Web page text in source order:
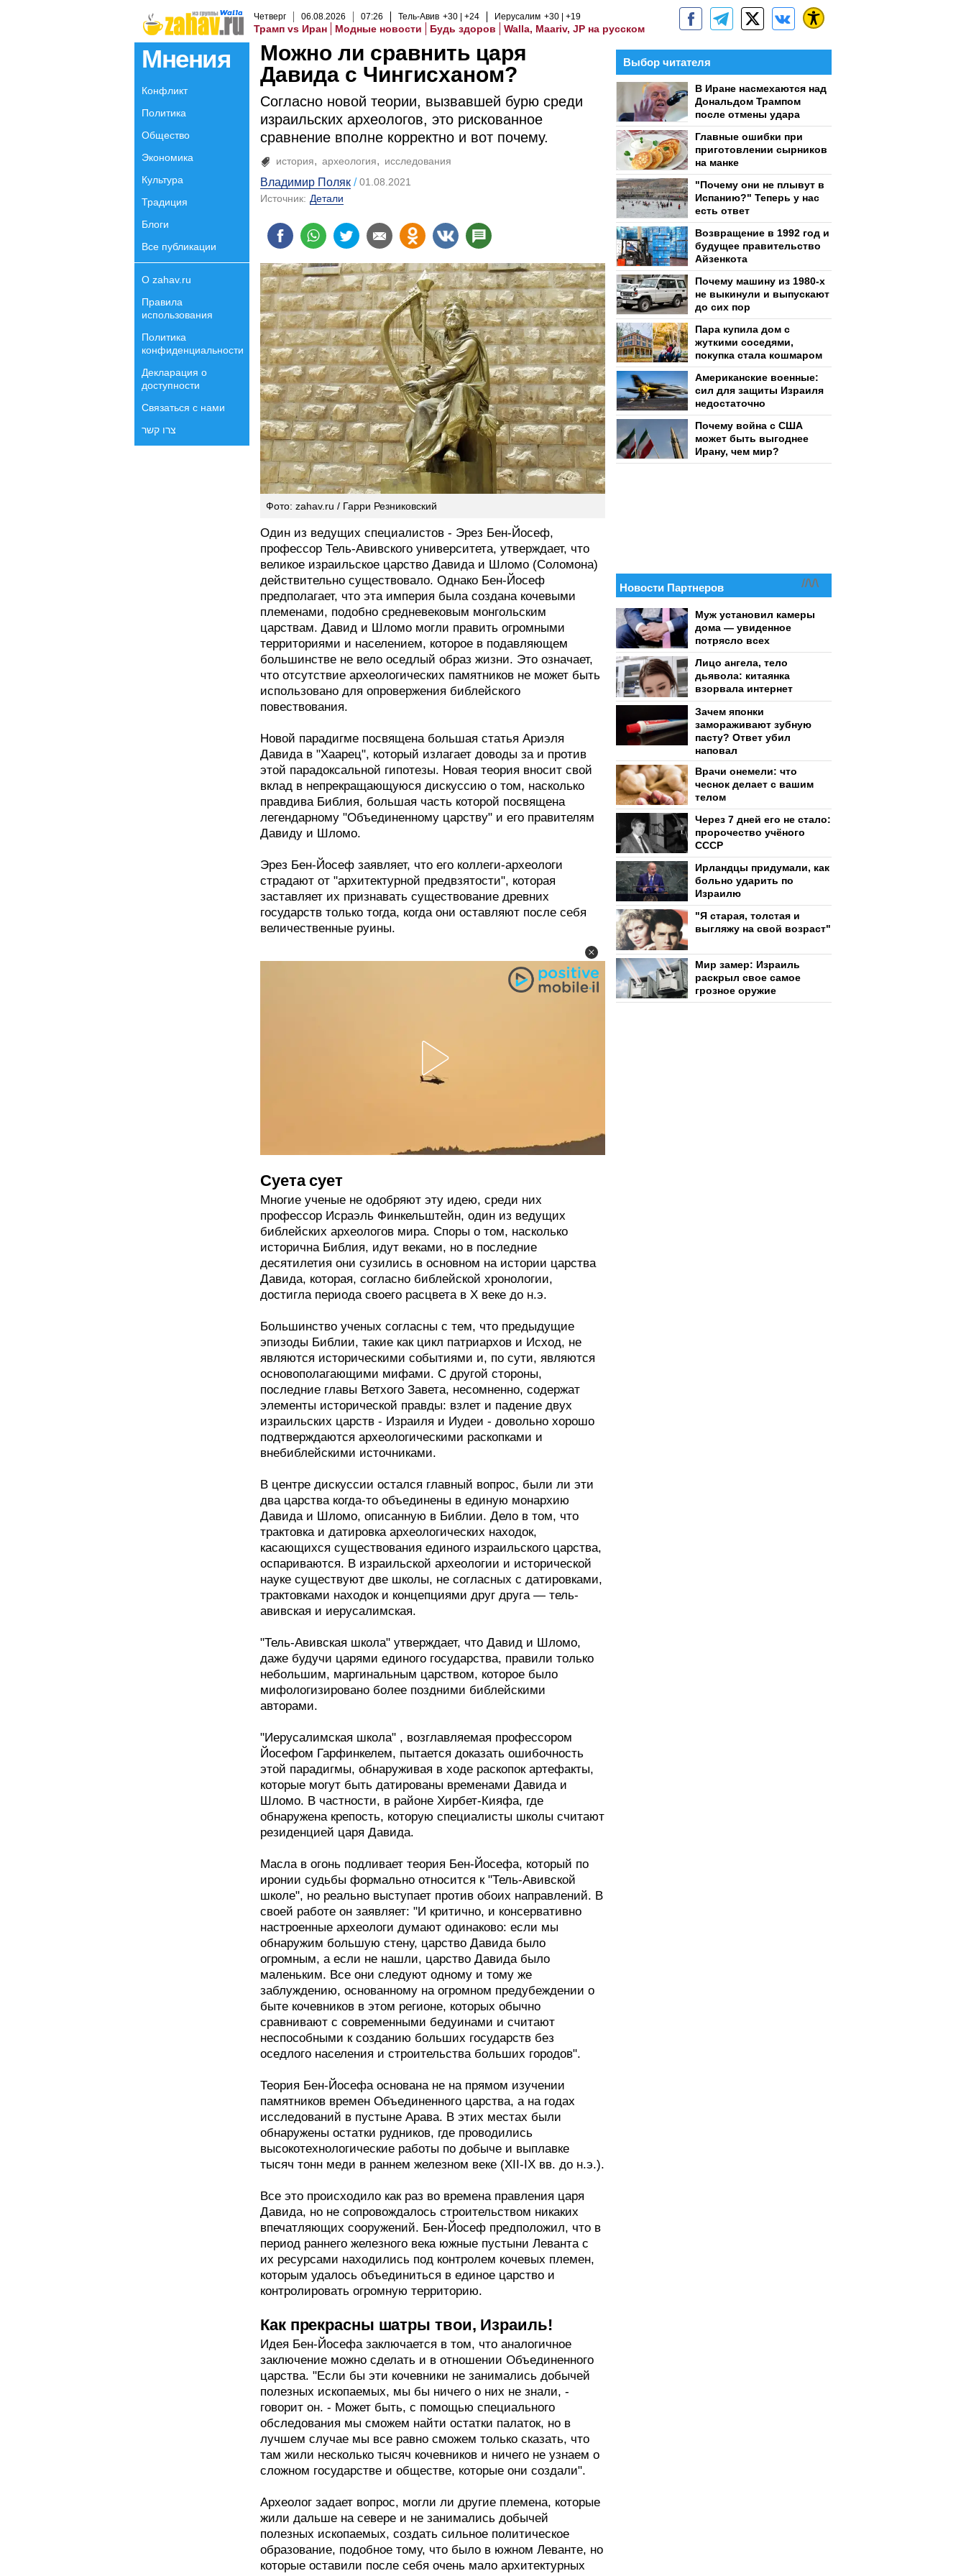
Четверг 06.08.2026 07:26 Тель-Авив +30 +24 Иерусалим +30 +19
Трамп vs Иран Модные новости Будь здоров Walla, Maariv, JP на русском
Мнения
Конфликт
Политика
Общество
Экономика
Культура
Традиция
Блоги
Все публикации
О zahav.ru
Правила
использования
Политика
конфиденциальности
Декларация о
доступности
Связаться с нами
צרו קשר
Можно ли сравнить царя
Давида с Чингисханом?
Согласно новой теории, вызвавшей бурю среди
израильских археологов, это рискованное
сравнение вполне корректно и вот почему.
история археология исследования
Владимир Поляк
01.08.2021
Источник: Детали
Фото: zahav.ru / Гарри Резниковский
Один из ведущих специалистов - Эрез Бен-Йосеф,
профессор Тель-Авивского университета, утверждает, что
великое израильское царство Давида и Шломо (Соломона)
действительно существовало. Однако Бен-Йосеф
предполагает, что эта империя была создана кочевыми
племенами, подобно средневековым монгольским
царствам. Давид и Шломо могли править огромными
территориями и населением, которое в подавляющем
большинстве не вело оседлый образ жизни. Это означает,
что отсутствие археологических памятников не может быть
использовано для опровержения библейского
повествования.
Новой парадигме посвящена большая статья Ариэля
Давида в "Хаарец", который излагает доводы за и против
этой парадоксальной гипотезы. Новая теория вносит свой
вклад в непрекращающуюся дискуссию о том, насколько
правдива Библия, большая часть которой посвящена
легендарному "Объединенному царству" и его правителям
Давиду и Шломо.
Эрез Бен-Йосеф заявляет, что его коллеги-археологи
страдают от "архитектурной предвзятости", которая
заставляет их признавать существование древних
государств только тогда, когда они оставляют после себя
величественные руины.
Суета сует
Многие ученые не одобряют эту идею, среди них
профессор Исраэль Финкельштейн, один из ведущих
библейских археологов мира. Споры о том, насколько
исторична Библия, идут веками, но в последние
десятилетия они сузились в основном на истории царства
Давида, которая, согласно библейской хронологии,
достигла периода своего расцвета в X веке до н.э.
Большинство ученых согласны с тем, что предыдущие
эпизоды Библии, такие как цикл патриархов и Исход, не
являются историческими событиями и, по сути, являются
основополагающими мифами. С другой стороны,
последние главы Ветхого Завета, несомненно, содержат
элементы исторической правды: взлет и падение двух
израильских царств - Израиля и Иудеи - довольно хорошо
подтверждаются археологическими раскопками и
внебиблейскими источниками.
В центре дискуссии остался главный вопрос, были ли эти
два царства когда-то объединены в единую монархию
Давида и Шломо, описанную в Библии. Дело в том, что
трактовка и датировка археологических находок,
касающихся существования единого израильского царства,
оспариваются. В израильской археологии и исторической
науке существуют две школы, не согласных с датировками,
трактовками находок и концепциями друг друга — тель-
авивская и иерусалимская.
"Тель-Авивская школа" утверждает, что Давид и Шломо,
даже будучи царями единого государства, правили только
небольшим, маргинальным царством, которое было
мифологизировано более поздними библейскими
авторами.
"Иерусалимская школа" , возглавляемая профессором
Йосефом Гарфинкелем, пытается доказать ошибочность
этой парадигмы, обнаруживая в ходе раскопок артефакты,
которые могут быть датированы временами Давида и
Шломо. В частности, в районе Хирбет-Кияфа, где
обнаружена крепость, которую специалисты школы считают
резиденцией царя Давида.
Масла в огонь подливает теория Бен-Йосефа, который по
иронии судьбы формально относится к "Тель-Авивской
школе", но реально выступает против обоих направлений. В
своей работе он заявляет: "И критично, и консервативно
настроенные археологи думают одинаково: если мы
обнаружим большую стену, царство Давида было
огромным, а если не нашли, царство Давида было
маленьким. Все они следуют одному и тому же
заблуждению, основанному на огромном предубеждении о
быте кочевников в этом регионе, которых обычно
сравнивают с современными бедуинами и считают
неспособными к созданию больших государств без
оседлого населения и строительства больших городов".
Теория Бен-Йосефа основана не на прямом изучении
памятников времен Объединенного царства, а на годах
исследований в пустыне Арава. В этих местах были
обнаружены остатки рудников, где проводились
высокотехнологические работы по добыче и выплавке
тысяч тонн меди в раннем железном веке (XII-IX вв. до н.э.).
Все это происходило как раз во времена правления царя
Давида, но не сопровождалось строительством никаких
впечатляющих сооружений. Бен-Йосеф предположил, что в
период раннего железного века южные пустыни Леванта с
их ресурсами находились под контролем кочевых племен,
которым удалось объединиться в единое царство и
контролировать огромную территорию.
Как прекрасны шатры твои, Израиль!
Идея Бен-Йосефа заключается в том, что аналогичное
заключение можно сделать и в отношении Объединенного
царства. "Если бы эти кочевники не занимались добычей
полезных ископаемых, мы бы ничего о них не знали, -
говорит он. - Может быть, с помощью специального
обследования мы сможем найти остатки палаток, но в
лучшем случае мы все равно сможем только сказать, что
там жили несколько тысяч кочевников и ничего не узнаем о
сложном государстве и обществе, которые они создали".
Археолог задает вопрос, могли ли другие племена, которые
жили дальше на севере и не занимались добычей
полезных ископаемых, создать сильное политическое
образование, подобное тому, что было в южном Леванте, но
которые оставили после себя очень мало архитектурных
Выбор читателя
В Иране насмехаются над
Дональдом Трампом
после отмены удара
Главные ошибки при
приготовлении сырников
на манке
"Почему они не плывут в
Испанию?" Теперь у нас
есть ответ
Возвращение в 1992 год и
будущее правительство
Айзенкота
Почему машину из 1980-х
не выкинули и выпускают
до сих пор
Пара купила дом с
жуткими соседями,
покупка стала кошмаром
Американские военные:
сил для защиты Израиля
недостаточно
Почему война с США
может быть выгоднее
Ирану, чем мир?